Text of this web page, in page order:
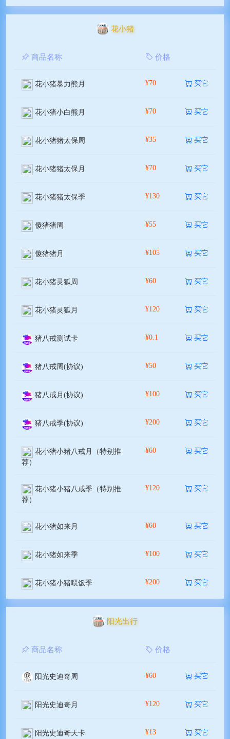
花小猪
商品名称 价格
花小猪暴力熊月 ¥70 买它
花小猪小白熊月 ¥70 买它
花小猪猪太保周 ¥35 买它
花小猪猪太保月 ¥70 买它
花小猪猪太保季 ¥130 买它
傻猪猪周 ¥55 买它
傻猪猪月 ¥105 买它
花小猪灵狐周 ¥60 买它
花小猪灵狐月 ¥120 买它
猪八戒测试卡 ¥0.1 买它
猪八戒周(协议) ¥50 买它
猪八戒月(协议) ¥100 买它
猪八戒季(协议) ¥200 买它
花小猪小猪八戒月（特别推
荐）
¥60 买它
花小猪小猪八戒季（特别推
荐）
¥120 买它
花小猪如来月 ¥60 买它
花小猪如来季 ¥100 买它
花小猪小猪喂饭季 ¥200 买它
阳光出行
商品名称 价格
阳光史迪奇周 ¥60 买它
阳光史迪奇月 ¥120 买它
阳光史迪奇天卡 ¥13 买它